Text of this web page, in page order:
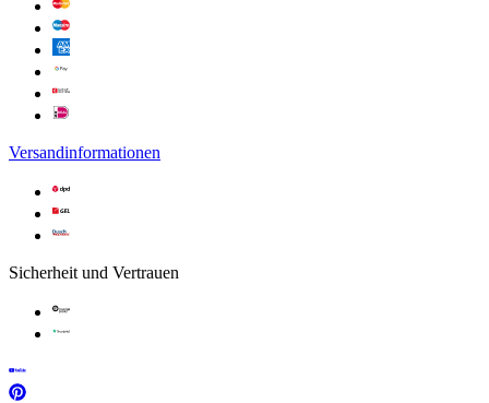
Versandinformationen
Sicherheit und Vertrauen